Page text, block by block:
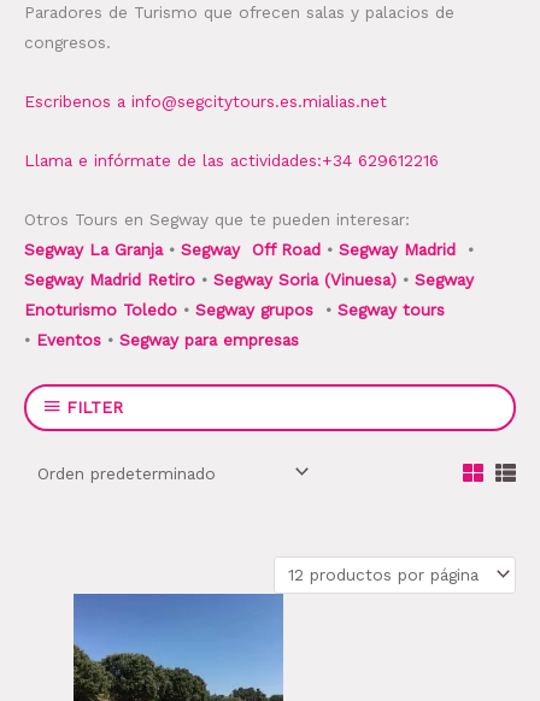
Paradores de Turismo que ofrecen salas y palacios de
congresos.
Escribenos a info@segcitytours.es.mialias.net
Llama e infórmate de las actividades:+34 629612216
Otros Tours en Segway que te pueden interesar:
Segway La Granja• Segway Off Road • Segway Madrid •
Segway Madrid Retiro • Segway Soria (Vinuesa) • Segway
Enoturismo Toledo • Segway grupos • Segway tours
• Eventos • Segway para empresas
FILTER